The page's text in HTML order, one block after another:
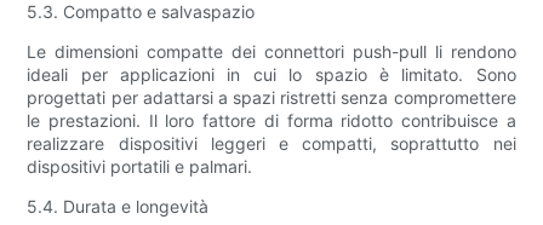
5.3. Compatto e salvaspazio
Le dimensioni compatte dei connettori push-pull li rendono
ideali per applicazioni in cui lo spazio è limitato. Sono
progettati per adattarsi a spazi ristretti senza compromettere
le prestazioni. Il loro fattore di forma ridotto contribuisce a
realizzare dispositivi leggeri e compatti, soprattutto nei
dispositivi portatili e palmari.
5.4. Durata e longevità